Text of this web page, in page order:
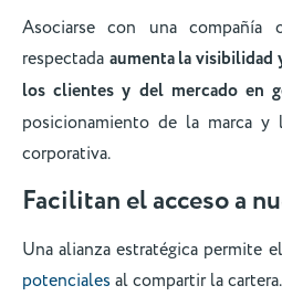
Asociarse con una compañía
respectada aumenta la visibilidad
los clientes y del mercado en
posicionamiento de la marca y
corporativa.
Facilitan el acceso a
Una alianza estratégica permite
potencialesal compartir la cartera.